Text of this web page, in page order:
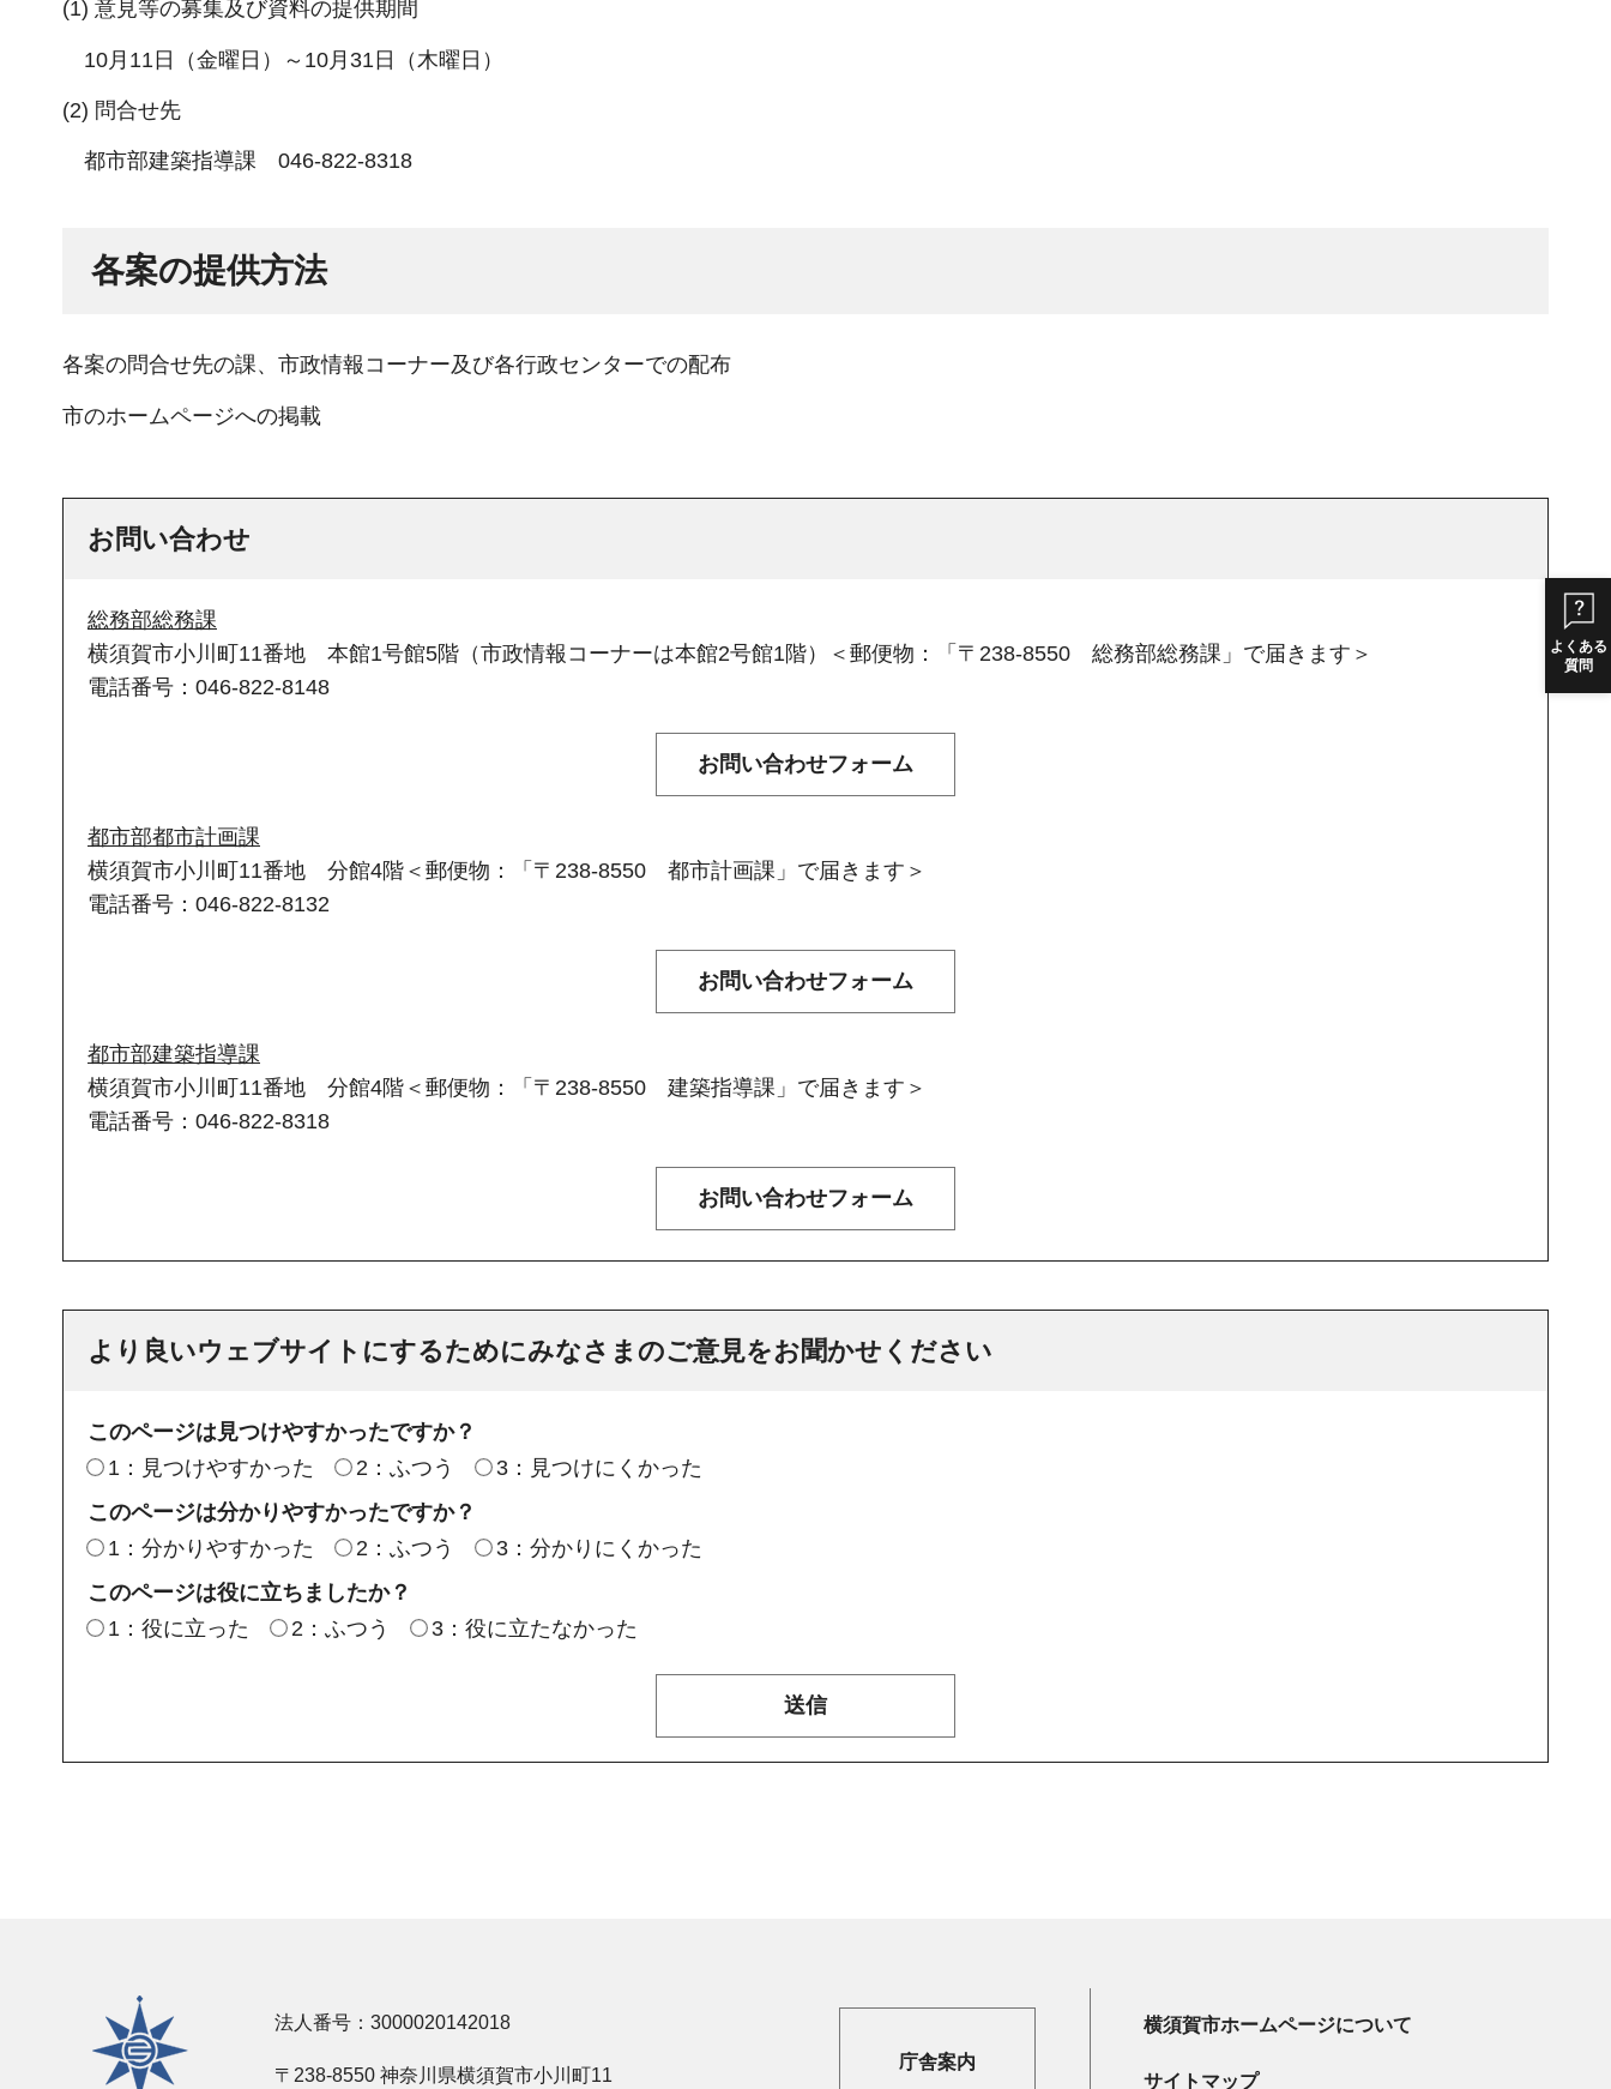
よくある
質問
(1) 意見等の募集及び資料の提供期間
10月11日（金曜日）～10月31日（木曜日）
(2) 問合せ先
都市部建築指導課 046-822-8318
各案の提供方法
各案の問合せ先の課、市政情報コーナー及び各行政センターでの配布
市のホームページへの掲載
お問い合わせ
総務部総務課
横須賀市小川町11番地 本館1号館5階（市政情報コーナーは本館2号館1階）＜郵便物：「〒238-8550 総務部総務課」で届きます＞
電話番号：046-822-8148
都市部都市計画課
横須賀市小川町11番地 分館4階＜郵便物：「〒238-8550 都市計画課」で届きます＞
電話番号：046-822-8132
都市部建築指導課
横須賀市小川町11番地 分館4階＜郵便物：「〒238-8550 建築指導課」で届きます＞
電話番号：046-822-8318
より良いウェブサイトにするためにみなさまのご意見をお聞かせください
このページは見つけやすかったですか？
1：見つけやすかった
2：ふつう
3：見つけにくかった
このページは分かりやすかったですか？
1：分かりやすかった
2：ふつう
3：分かりにくかった
このページは役に立ちましたか？
1：役に立った
2：ふつう 3：役に立たなかった
横須賀市 法人番号：3000020142018
〒238-8550 神奈川県横須賀市小川町11
庁舎案内
横須賀市ホームページについて
サイトマップ